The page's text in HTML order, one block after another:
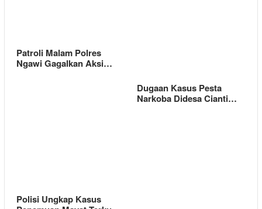
Patroli Malam Polres
Ngawi Gagalkan Aksi…
Dugaan Kasus Pesta
Narkoba Didesa Cianti…
Polisi Ungkap Kasus